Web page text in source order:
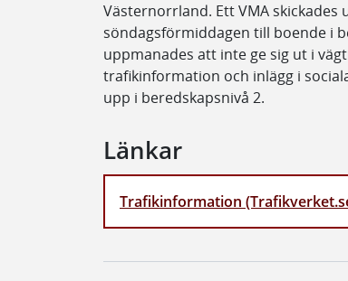
Västernorrland. Ett VMA
söndagsförmiddagen till boende i
uppmanades att inte ge sig ut i
trafikinformation och inlägg i
upp i beredskapsnivå 2.
Länkar
Trafikinformation